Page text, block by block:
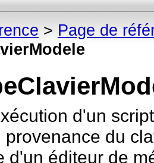
> Page de
d'un
du
d'un éditeur de